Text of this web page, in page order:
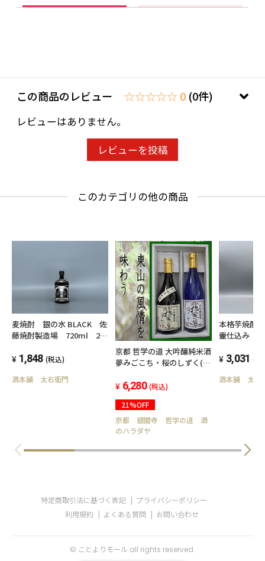
この商品のレビュー ☆☆☆☆☆ 0 (0件)
レビューはありません。
レビューを投稿
このカテゴリの他の商品
麦焼酎 銀の水 BLACK 佐
藤焼酎製造場 720ml 25
1,848 (税込)
酒本舗 太右衛門
京都 哲学の道 大吟醸純米酒
夢みごこち・桜のしずく(ブ
料込み 北海道・沖縄を除
6,280 (税込)
21%OFF
京都 銀閣寺 哲学の道 酒
のハラダヤ
本格芋焼
壷仕込み
3,031 (税
酒本舗 太右
特定商取引法に基づく表記
プライバシーポリシー
利用規約
よくある質問 お問い合わせ
© ことよりモール all rights reserved.